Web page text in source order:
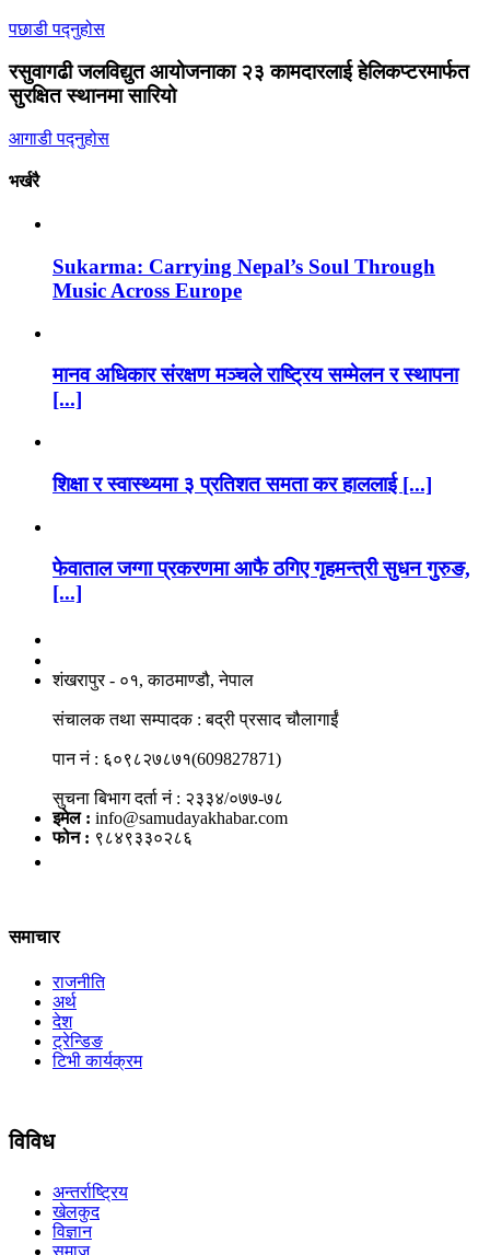
पछाडी पद्नुहोस
रसुवागढी जलविद्युत आयोजनाका २३ कामदारलाई हेलिकप्टरमार्फत
सुरक्षित स्थानमा सारियो
आगाडी पद्नुहोस
भर्खरै
Sukarma: Carrying Nepal’s Soul Through
Music Across Europe
मानव अधिकार संरक्षण मञ्चले राष्ट्रिय सम्मेलन र स्थापना
[...]
शिक्षा र स्वास्थ्यमा ३ प्रतिशत समता कर हाललाई [...]
फेवाताल जग्गा प्रकरणमा आफै ठगिए गृहमन्त्री सुधन गुरुङ,
[...]
शंखरापुर - ०१, काठमाण्डौ, नेपाल
संचालक तथा सम्पादक : बद्री प्रसाद चौलागाईं
पान नं : ६०९८२७८७१(609827871)
सुचना बिभाग दर्ता नं : २३३४/०७७-७८
इमेल : info@samudayakhabar.com
फोन : ९८४९३३०२८६
समाचार
राजनीति
अर्थ
देश
ट्रेन्डिङ
टिभी कार्यक्रम
विविध
अन्तर्राष्ट्रिय
खेलकुद
विज्ञान